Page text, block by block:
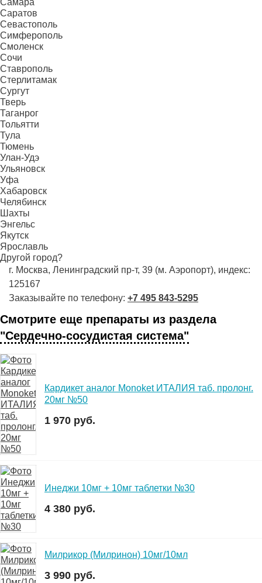
Самара
Саратов
Севастополь
Симферополь
Смоленск
Сочи
Ставрополь
Стерлитамак
Сургут
Тверь
Таганрог
Тольятти
Тула
Тюмень
Улан-Удэ
Ульяновск
Уфа
Хабаровск
Челябинск
Шахты
Энгельс
Якутск
Ярославль
Другой город?
г. Москва, Ленинградский пр-т, 39 (м. Аэропорт), индекс:
125167
Заказывайте по телефону: +7 495 843-5295
Смотрите еще препараты из раздела
"Сердечно-сосудистая система"
Кардикет аналог Monoket ИТАЛИЯ таб. пролонг.
20мг №50
1 970 руб.
Инеджи 10мг + 10мг таблетки №30
4 380 руб.
Милрикор (Милринон) 10мг/10мл
3 990 руб.